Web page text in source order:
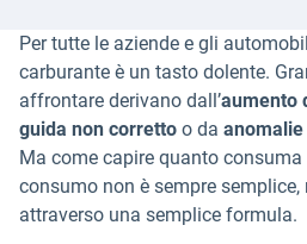
Per tutte le aziende e gli
carburante è un tasto dolente.
affrontare derivano dall’aumento
guida non corretto o da
Ma come capire quanto consuma
consumo non è sempre
attraverso una semplice formula.